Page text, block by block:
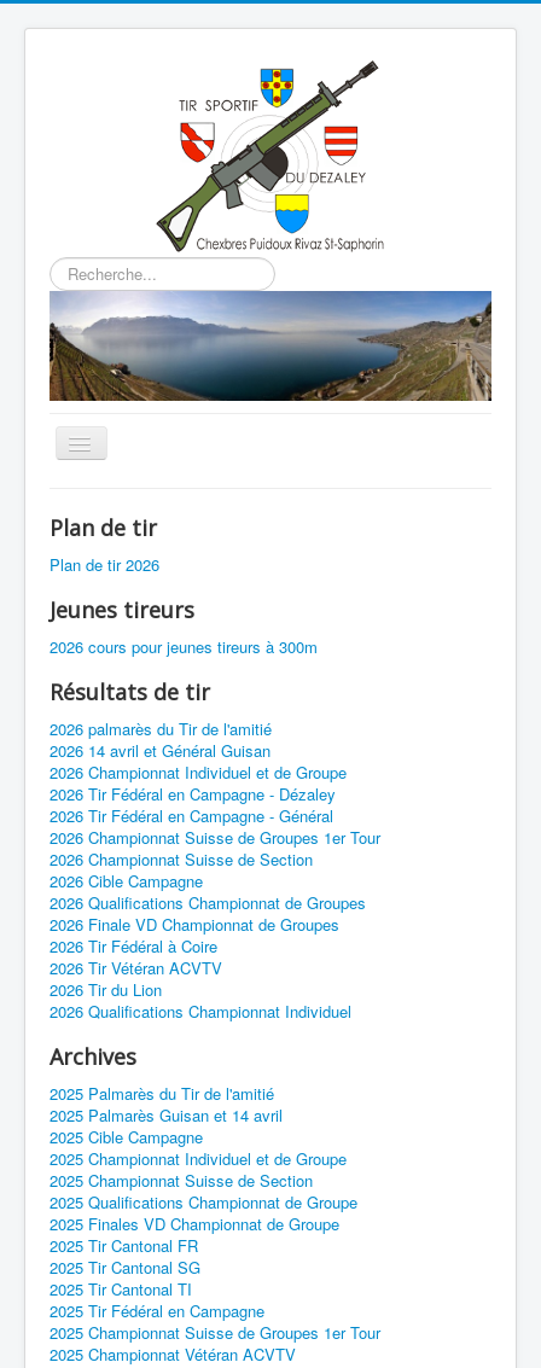
Rechercher
Basculer
la
Plan de tir
Plan de tir 2026
Jeunes tireurs
2026 cours pour jeunes tireurs à 300m
Résultats de tir
2026 palmarès du Tir de l'amitié
2026 14 avril et Général Guisan
2026 Championnat Individuel et de Groupe
2026 Tir Fédéral en Campagne - Dézaley
2026 Tir Fédéral en Campagne - Général
2026 Championnat Suisse de Groupes 1er Tour
2026 Championnat Suisse de Section
2026 Cible Campagne
2026 Qualifications Championnat de Groupes
2026 Finale VD Championnat de Groupes
2026 Tir Fédéral à Coire
2026 Tir Vétéran ACVTV
2026 Tir du Lion
2026 Qualifications Championnat Individuel
Archives
2025 Palmarès du Tir de l'amitié
2025 Palmarès Guisan et 14 avril
2025 Cible Campagne
2025 Championnat Individuel et de Groupe
2025 Championnat Suisse de Section
2025 Qualifications Championnat de Groupe
2025 Finales VD Championnat de Groupe
2025 Tir Cantonal FR
2025 Tir Cantonal SG
2025 Tir Cantonal TI
2025 Tir Fédéral en Campagne
2025 Championnat Suisse de Groupes 1er Tour
2025 Championnat Vétéran ACVTV